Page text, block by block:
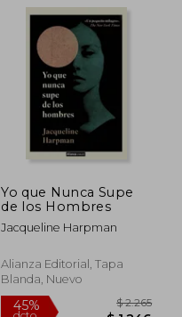
Yo que Nunca Supe
de los Hombres
Jacqueline Harpman
Alianza Editorial, Tapa
Blanda, Nuevo